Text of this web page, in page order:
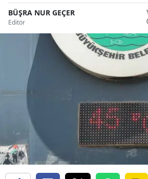
BÜŞRA NUR GEÇER
Editör